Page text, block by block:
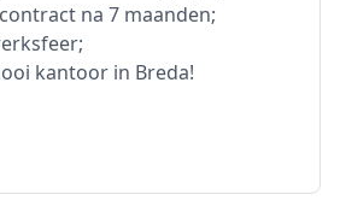
na 7 maanden;
kantoor in Breda!